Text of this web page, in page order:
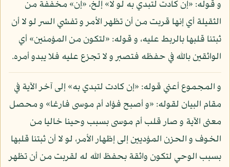
و قوله: «إن كادت لتبدي به لو لا» إلخ، «إن» مخففة من
الثقيلة أي إنها قربت من أن تظهر الأمر و تفشي السر لو لا أن
ثبتنا قلبها بالربط عليه، و قوله: «لتكون من المؤمنين» أي
الواثقين بالله في حفظه فتصبر و لا تجزع عليه فلا يبدو أمره.
و المجموع أعني قوله: «إن كادت لتبدي به» إلى آخر الآية في
مقام البيان لقوله: «و أصبح فؤاد أم موسى فارغا» و محصل
معنى الآية و صار قلب أم موسى بسبب وحينا خاليا من
الخوف و الحزن المؤديين إلى إظهار الأمر، لو لا أن ثبتنا قلبها
بسبب الوحي لتكون واثقة بحفظ الله له لقربت من أن تظهر